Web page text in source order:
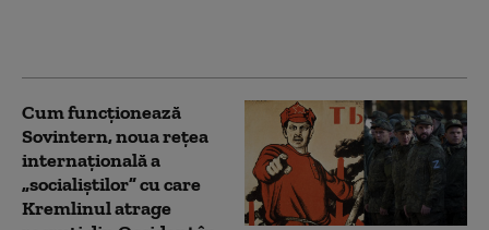
Cum funcționează
Sovintern, noua rețea
internațională a
„socialiștilor” cu care
Kremlinul atrage